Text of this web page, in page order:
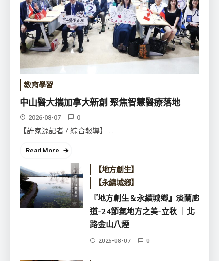
『地方創生＆永續城鄉』淡蘭廊
道-24節氣地方之美-立秋 ｜北路金
山八煙
2026-08-07
教育學習
中山醫大攜加拿大新創 聚焦智慧醫療落地
2026-08-07 0
【許家源記者 / 綜合報導】 ...
Read More
【地方創生】
【永續城鄉】
『地方創生＆永續城鄉』淡蘭廊
道-24節氣地方之美-立秋 ｜北
路金山八煙
2026-08-07 0